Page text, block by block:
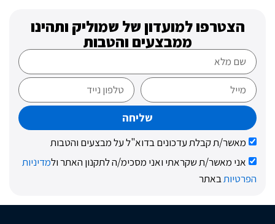
למועדון של שמוליק ותהינו
ממבצעים והטבות
ת קבלת עדכונים בדוא"ל על מבצעים והטבות
מאשר/ת שקראתי ואני מסכימ/ה לתקנון האתר ולמדיניות
באתר